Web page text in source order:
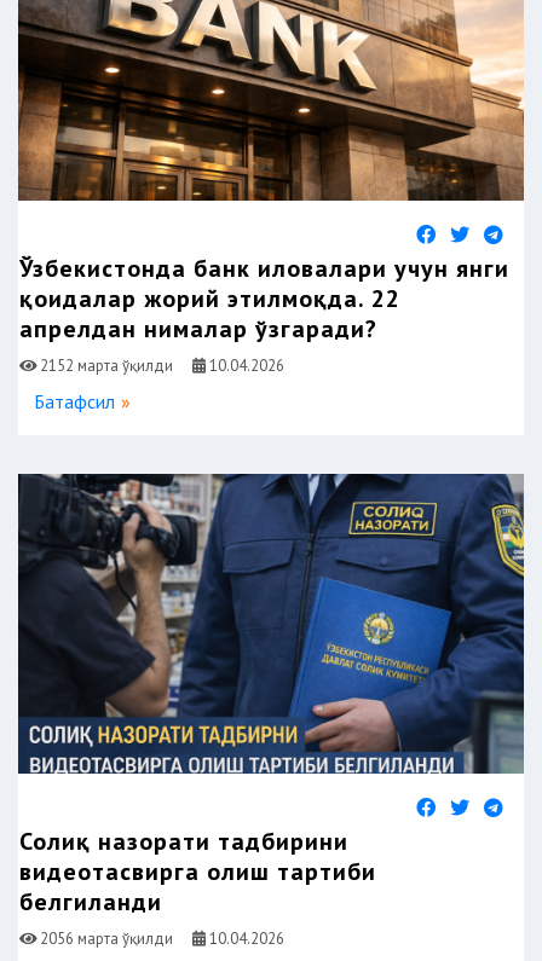
Ўзбекистонда банк иловалари учун янги
қоидалар жорий этилмоқда. 22
апрелдан нималар ўзгаради?
2152 марта ўқилди 10.04.2026
Батафсил
Солиқ назорати тадбирини
видеотасвирга олиш тартиби
белгиланди
2056 марта ўқилди 10.04.2026